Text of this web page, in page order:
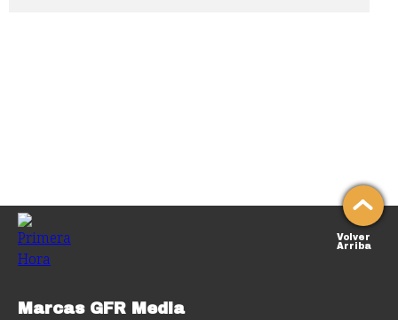
Volver
Arriba
Marcas GFR Media